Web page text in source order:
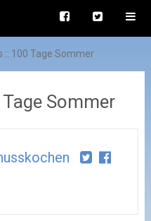
:: 100 Tage Sommer
Sommer